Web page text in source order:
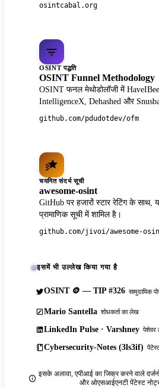
osintcabal.org
OSINT पद्धति
OSINT Funnel Methodology
OSINT फनल मेथोडोलॉजी में
IntelligenceX, Dehashed और
github.com/pdudotdev/ofm
चयनित संदर्भ सूची
awesome-osint
GitHub पर हजारों स्टार रेटिंग के
प्रामाणिक सूची में शामिल है।
github.com/jivoi/awesome-
इसमें भी उल्लेख किया गया है
OSINT 🪙 — TIP #326 सामुदायिक
Mario Santella शोधकर्ता का लेख
LinkedIn Pulse · Varshney
Cybersecurity-Notes (3ls3if)
इसके अलावा, एपीआई का जिक्र करने वाले
और ओएसआईएनटी पेंटेस्ट